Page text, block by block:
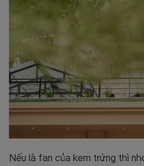
Nếu là fan của kem trứng thì